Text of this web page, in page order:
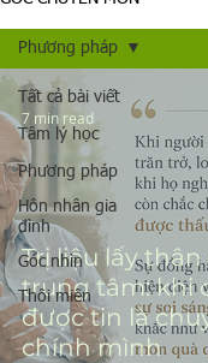
Tất cả bài viết
Tâm lý học
Phương pháp
Hôn nhân gia
đình
Góc nhìn
Thôi miên
Phương pháp
Trị liệu lấy
trung tâm: khi
được tin là
chính mình
7 min read